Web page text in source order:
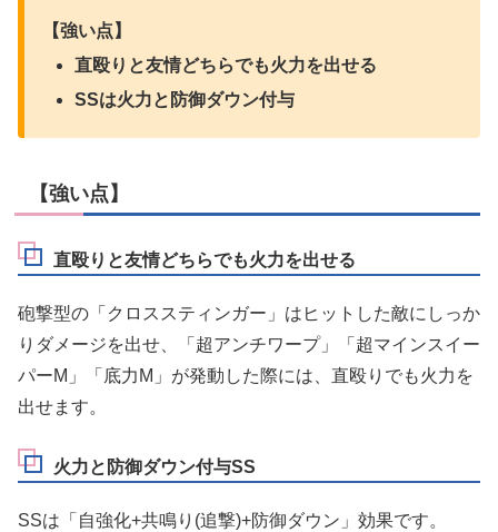
【強い点】
直殴りと友情どちらでも火力を出せる
SSは火力と防御ダウン付与
【強い点】
直殴りと友情どちらでも火力を出せる
砲撃型の「クロススティンガー」はヒットした敵にしっか
りダメージを出せ、「超アンチワープ」「超マインスイー
パーM」「底力M」が発動した際には、直殴りでも火力を
出せます。
火力と防御ダウン付与SS
SSは「自強化+共鳴り(追撃)+防御ダウン」効果です。